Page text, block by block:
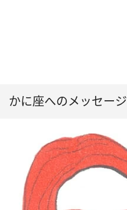
かに座へのメッセージ